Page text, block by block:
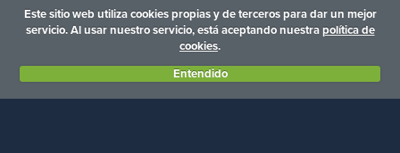
Este sitio web utiliza cookies propias y de terceros para dar un mejor
servicio. Al usar nuestro servicio, está aceptando nuestrapolítica de
cookies.
Entendido